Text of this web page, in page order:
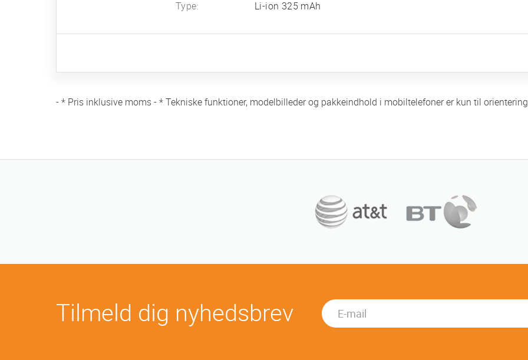
Type:
Li-ion 325 mAh
- * Pris inklusive moms - * Tekniske funktioner, modelbilleder og pakkeindhold i mobiltelefoner er kun til
Tilmeld dig nyhedsbrev